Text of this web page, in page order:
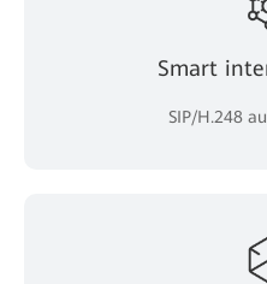
Smart
SIP/H.248